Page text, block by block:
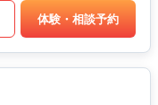
体験・相談予約